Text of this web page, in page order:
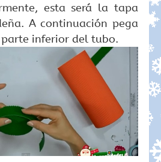
esta será la tapa
A continuación pega
inferior del tubo.